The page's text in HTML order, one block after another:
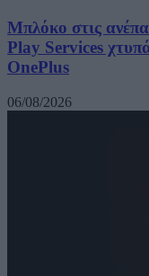
Μπλόκο στις
Play Services
OnePlus
06/08/2026